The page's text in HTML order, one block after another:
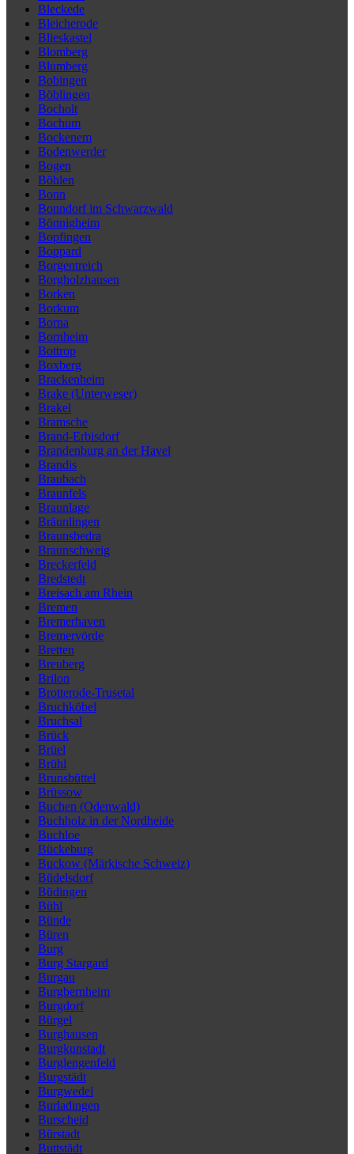
Bleckede
Bleicherode
Blieskastel
Blomberg
Blumberg
Bobingen
Böblingen
Bocholt
Bochum
Bockenem
Bodenwerder
Bogen
Böhlen
Bonn
Bonndorf im Schwarzwald
Bönnigheim
Bopfingen
Boppard
Borgentreich
Borgholzhausen
Borken
Borkum
Borna
Bornheim
Bottrop
Boxberg
Brackenheim
Brake (Unterweser)
Brakel
Bramsche
Brand-Erbisdorf
Brandenburg an der Havel
Brandis
Braubach
Braunfels
Braunlage
Bräunlingen
Braunsbedra
Braunschweig
Breckerfeld
Bredstedt
Breisach am Rhein
Bremen
Bremerhaven
Bremervörde
Bretten
Breuberg
Brilon
Brotterode-Trusetal
Bruchköbel
Bruchsal
Brück
Brüel
Brühl
Brunsbüttel
Brüssow
Buchen (Odenwald)
Buchholz in der Nordheide
Buchloe
Bückeburg
Buckow (Märkische Schweiz)
Büdelsdorf
Büdingen
Bühl
Bünde
Büren
Burg
Burg Stargard
Burgau
Burgbernheim
Burgdorf
Bürgel
Burghausen
Burgkunstadt
Burglengenfeld
Burgstädt
Burgwedel
Burladingen
Burscheid
Bürstadt
Buttstädt